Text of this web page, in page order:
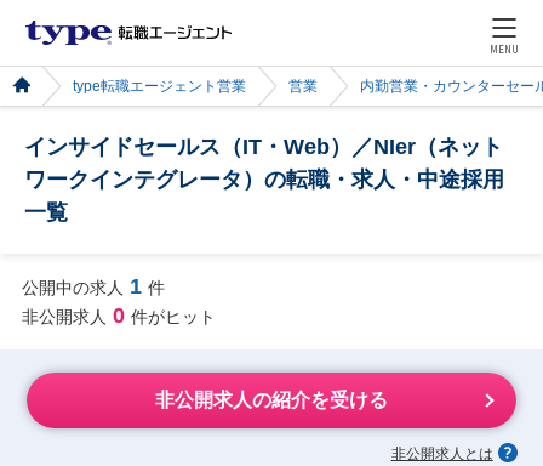
MENU
type転職エージェント営業 営業 内勤営業・カウンターセー
インサイドセールス（IT・Web）／NIer（ネット
ワークインテグレータ）の転職・求人・中途採用
一覧
公開中の求人 1 件
非公開求人 0 件がヒット
非公開求人の紹介を受ける
非公開求人とは